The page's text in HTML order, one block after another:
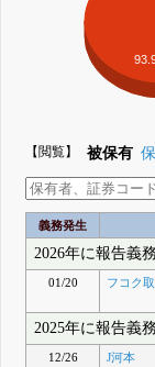
【閲覧】 被保有
義務発生
2026年に報告義
01/20 フコク
2025年に報告義
12/26 J河本